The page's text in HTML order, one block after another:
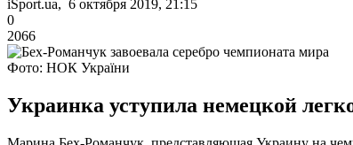
iSport.ua, 6 октября 2019, 21:15
0
2066
Фото: НОК України
Украинка уступила немецкой